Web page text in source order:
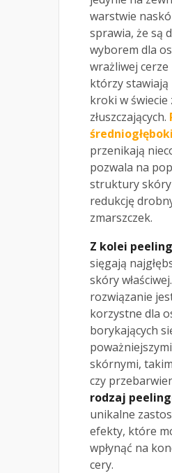
warstwie
sprawia, że są
wyborem dla
wrażliwej cerze
którzy stawiają
kroki w świecie
złuszczających.
przenikają
pozwala na
struktury
redukcję
zmarszczek.
Z kolei
sięgają
skóry
rozwiązanie
korzystne dla
borykających
skórnymi,
czy
rodzaj
unikalne
efekty, które
wpłynąć na
cery.